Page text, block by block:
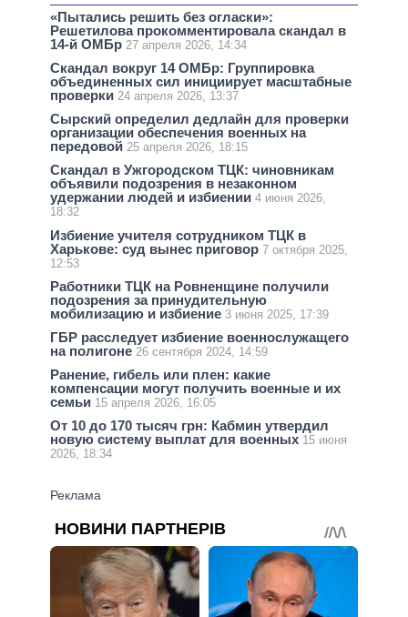
«Пытались решить без огласки»:
Решетилова прокомментировала скандал в
14-й ОМБр 27 апреля 2026, 14:34
Скандал вокруг 14 ОМБр: Группировка
объединенных сил инициирует масштабные
проверки 24 апреля 2026, 13:37
Сырский определил дедлайн для проверки
организации обеспечения военных на
передовой 25 апреля 2026, 18:15
Скандал в Ужгородском ТЦК: чиновникам
объявили подозрения в незаконном
удержании людей и избиении 4 июня 2026,
18:32
Избиение учителя сотрудником ТЦК в
Харькове: суд вынес приговор 7 октября 2025,
12:53
Работники ТЦК на Ровненщине получили
подозрения за принудительную
мобилизацию и избиение 3 июня 2025, 17:39
ГБР расследует избиение военнослужащего
на полигоне 26 сентября 2024, 14:59
Ранение, гибель или плен: какие
компенсации могут получить военные и их
семьи 15 апреля 2026, 16:05
От 10 до 170 тысяч грн: Кабмин утвердил
новую систему выплат для военных 15 июня
2026, 18:34